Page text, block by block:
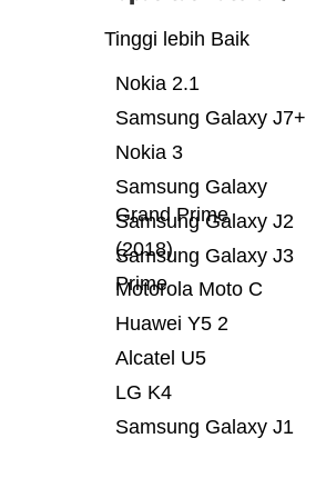
Tinggi lebih Baik
Samsung Galaxy J1
LG K4
Alcatel U5
Huawei Y5 2
Motorola Moto C
Samsung Galaxy J3
Prime
Samsung Galaxy J2
(2018)
Samsung Galaxy
Grand Prime
Nokia 3
Samsung Galaxy J7+
Nokia 2.1